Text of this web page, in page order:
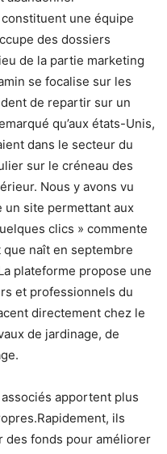
constituent une équipe
des dossiers
de la partie marketing
se focalise sur les
de repartir sur un
qu’aux états-Unis,
dans le secteur du
sur le créneau des
Nous y avons vu
un site permettant aux
clics » commente
que naît en septembre
plateforme propose une
et professionnels du
directement chez le
de jardinage, de
apportent plus
ils
des fonds pour améliorer